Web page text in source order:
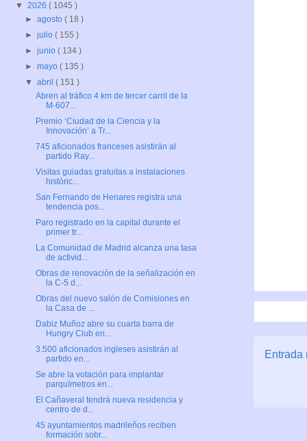
Entrada
▼ 2026 ( 1045 )
►agosto( 18 )
►julio( 155 )
►junio( 134 )
►mayo( 135 )
▼abril( 151 )
Abren al tráfico 4 km de tercer carril de la
M-607...
Premio ‘Ciudad de la Ciencia y la
Innovación’ a Tr...
745 aficionados franceses asistirán al
partido Ray...
Visitas guiadas gratuitas a instalaciones
históric...
San Fernando de Henares registra una
tendencia pos...
Paro registrado en la capital durante el
primer tr...
La Comunidad de Madrid alcanza una tasa
de activid...
Obras de renovación de la señalización en
la C-5 d...
Obras del nuevo salón de Comisiones en
la Casa de ...
Dabiz Muñoz abre su cuarta barra de
Hungry Club en...
3.500 aficionados ingleses asistirán al
partido en...
Se abre la votación para implantar
parquímetros en...
El Cañaveral tendrá nueva residencia y
centro de d...
45 ayuntamientos madrileños reciben
formación sobr...